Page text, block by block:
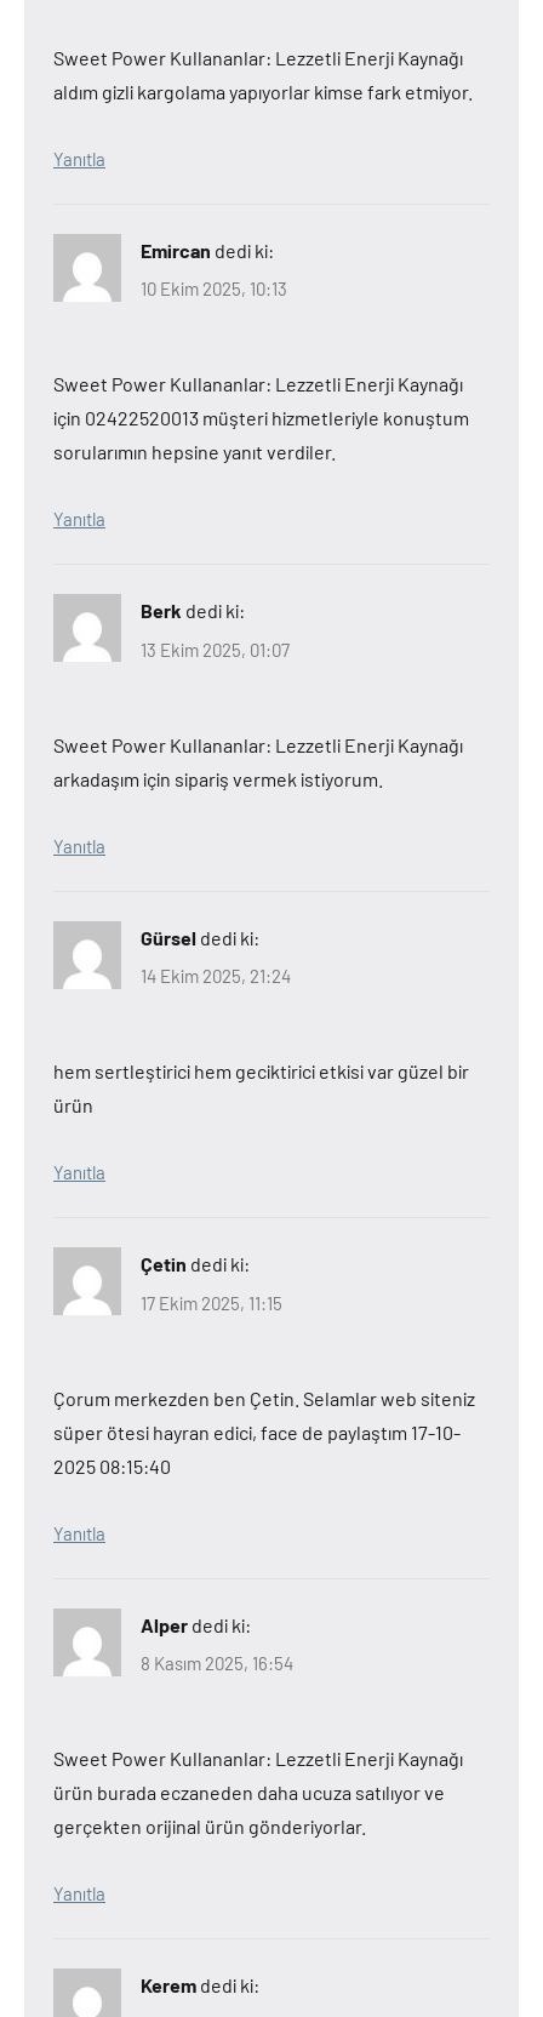
Sweet Power Kullananlar: Lezzetli Enerji Kaynağı
aldım gizli kargolama yapıyorlar kimse fark etmiyor.
Yanıtla
Emircan dedi ki:
10 Ekim 2025, 10:13
Sweet Power Kullananlar: Lezzetli Enerji Kaynağı
için 02422520013 müşteri hizmetleriyle konuştum
sorularımın hepsine yanıt verdiler.
Yanıtla
Berk dedi ki:
13 Ekim 2025, 01:07
Sweet Power Kullananlar: Lezzetli Enerji Kaynağı
arkadaşım için sipariş vermek istiyorum.
Yanıtla
Gürsel dedi ki:
14 Ekim 2025, 21:24
hem sertleştirici hem geciktirici etkisi var güzel bir
ürün
Yanıtla
Çetin dedi ki:
17 Ekim 2025, 11:15
Çorum merkezden ben Çetin. Selamlar web siteniz
süper ötesi hayran edici, face de paylaştım 17-10-
2025 08:15:40
Yanıtla
Alper dedi ki:
8 Kasım 2025, 16:54
Sweet Power Kullananlar: Lezzetli Enerji Kaynağı
ürün burada eczaneden daha ucuza satılıyor ve
gerçekten orijinal ürün gönderiyorlar.
Yanıtla
Kerem dedi ki: